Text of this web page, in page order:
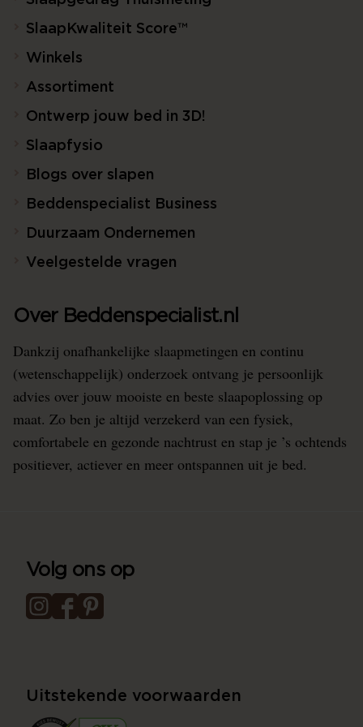
SlaapKwaliteit Score™
Winkels
Assortiment
Ontwerp jouw bed in 3D!
Slaapfysio
Blogs over slapen
Beddenspecialist Business
Duurzaam Ondernemen
Veelgestelde vragen
Over Beddenspecialist.nl
Dankzij onafhankelijke slaapmetingen en continu
(wetenschappelijk) onderzoek ontvang je persoonlijk
advies over jouw mooiste en beste slaapoplossing op
maat. Zo ben je altijd verzekerd van een fysiek,
comfortabele en gezonde nachtrust en stap je ’s ochtends
positiever, actiever en meer ontspannen uit je bed.
Volg ons op
Uitstekende voorwaarden